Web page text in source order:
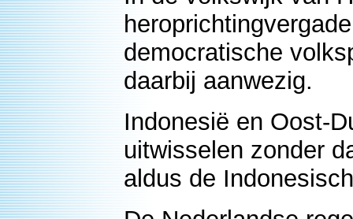
democratische
daarbij aanwezig.
Indonesië en Oost-
uitwisselen zonder
aldus de